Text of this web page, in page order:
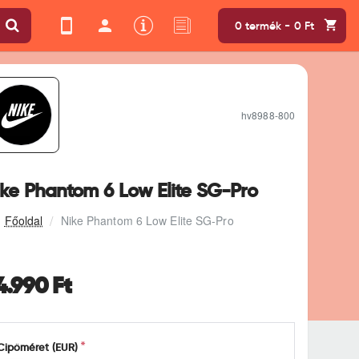
0 termék - 0 Ft
Nike Phantom 6 Low Elite SG-Pro
Phantom 6 Low Elite SG-Pro
hv8988-800
Ft
(EUR)